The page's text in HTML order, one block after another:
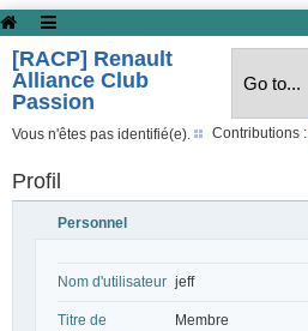
[RACP] Renault
Alliance Club
Passion
Vous n'êtes pas identifié(e). Contributions :
Profil
Personnel
Nom d'utilisateur jeff
Titre de
Membre